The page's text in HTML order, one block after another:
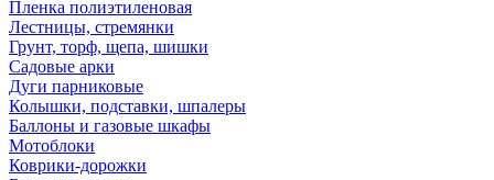
Пленка полиэтиленовая
Лестницы, стремянки
Грунт, торф, щепа, шишки
Садовые арки
Дуги парниковые
Колышки, подставки, шпалеры
Баллоны и газовые шкафы
Мотоблоки
Коврики-дорожки